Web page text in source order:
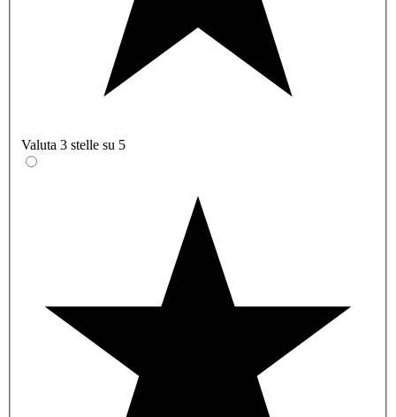
Valuta 3 stelle su 5